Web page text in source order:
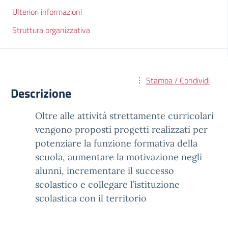
Ulteriori informazioni
Struttura organizzativa
Stampa / Condividi
Descrizione
Oltre alle attività strettamente curricolari
vengono proposti progetti realizzati per
potenziare la funzione formativa della
scuola, aumentare la motivazione negli
alunni, incrementare il successo
scolastico e collegare l’istituzione
scolastica con il territorio